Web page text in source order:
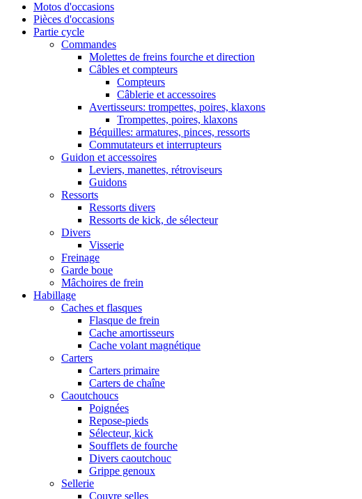
Motos d'occasions
Pièces d'occasions
Partie cycle
Commandes
Molettes de freins fourche et direction
Câbles et compteurs
Compteurs
Câblerie et accessoires
Avertisseurs: trompettes, poires, klaxons
Trompettes, poires, klaxons
Béquilles: armatures, pinces, ressorts
Commutateurs et interrupteurs
Guidon et accessoires
Leviers, manettes, rétroviseurs
Guidons
Ressorts
Ressorts divers
Ressorts de kick, de sélecteur
Divers
Visserie
Freinage
Garde boue
Mâchoires de frein
Habillage
Caches et flasques
Flasque de frein
Cache amortisseurs
Cache volant magnétique
Carters
Carters primaire
Carters de chaîne
Caoutchoucs
Poignées
Repose-pieds
Sélecteur, kick
Soufflets de fourche
Divers caoutchouc
Grippe genoux
Sellerie
Couvre selles